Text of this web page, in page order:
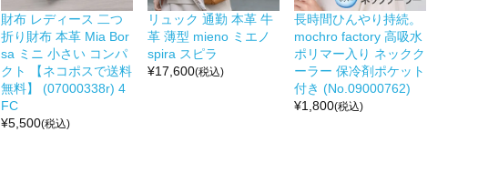
財布 レディース 二つ
折り財布 本革 Mia Bor
sa ミニ 小さい コンパ
クト 【ネコポスで送料
無料】 (07000338r) 4
FC
¥5,500(税込)
リュック 通勤 本革 牛
革 薄型 mieno ミエノ
spira スピラ
¥17,600(税込)
長時間ひんやり持続。
mochro factory 高吸水
ポリマー入り ネックク
ーラー 保冷剤ポケット
付き (No.09000762)
¥1,800(税込)